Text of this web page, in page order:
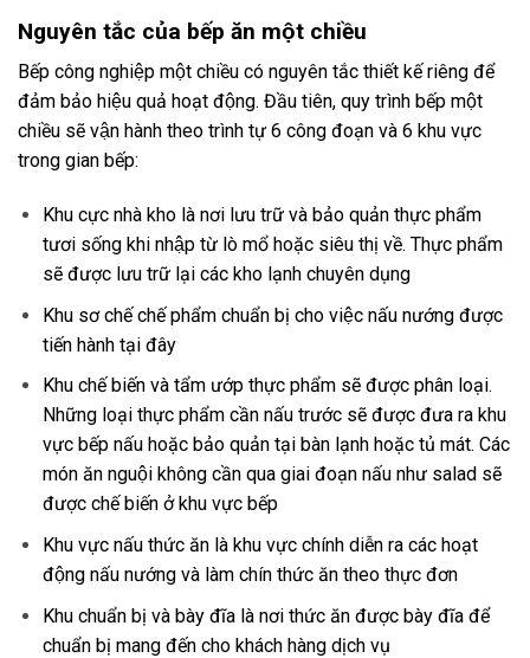
Nguyên tắc của bếp ăn một chiều
Bếp công nghiệp một chiều có nguyên tắc thiết kế riêng để
đảm bảo hiệu quả hoạt động. Đầu tiên, quy trình bếp một
chiều sẽ vận hành theo trình tự 6 công đoạn và 6 khu vực
trong gian bếp:
Khu cực nhà kho là nơi lưu trữ và bảo quản thực phẩm
tươi sống khi nhập từ lò mổ hoặc siêu thị về. Thực phẩm
sẽ được lưu trữ lại các kho lạnh chuyên dụng
Khu sơ chế chế phẩm chuẩn bị cho việc nấu nướng được
tiến hành tại đây
Khu chế biến và tẩm ướp thực phẩm sẽ được phân loại.
Những loại thực phẩm cần nấu trước sẽ được đưa ra khu
vực bếp nấu hoặc bảo quản tại bàn lạnh hoặc tủ mát. Các
món ăn nguội không cần qua giai đoạn nấu như salad sẽ
được chế biến ở khu vực bếp
Khu vực nấu thức ăn là khu vực chính diễn ra các hoạt
động nấu nướng và làm chín thức ăn theo thực đơn
Khu chuẩn bị và bày đĩa là nơi thức ăn được bày đĩa để
chuẩn bị mang đến cho khách hàng dịch vụ